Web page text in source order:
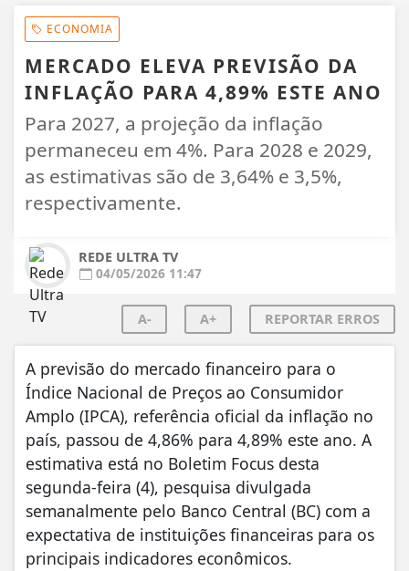
ECONOMIA
MERCADO ELEVA PREVISÃO DA
INFLAÇÃO PARA 4,89% ESTE ANO
Para 2027, a projeção da inflação
permaneceu em 4%. Para 2028 e 2029,
as estimativas são de 3,64% e 3,5%,
respectivamente.
REDE ULTRA TV
04/05/2026 11:47
A- A+ REPORTAR ERROS
A previsão do mercado financeiro para o
Índice Nacional de Preços ao Consumidor
Amplo (IPCA), referência oficial da inflação no
país, passou de 4,86% para 4,89% este ano. A
estimativa está no Boletim Focus desta
segunda-feira (4), pesquisa divulgada
semanalmente pelo Banco Central (BC) com a
expectativa de instituições financeiras para os
principais indicadores econômicos.